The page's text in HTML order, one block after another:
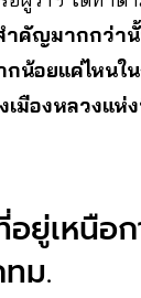
ำคัญมากกว่า
น้อยแค่ไหนใ
มืองหลวงแห่
ยู่เหนือ
ม.